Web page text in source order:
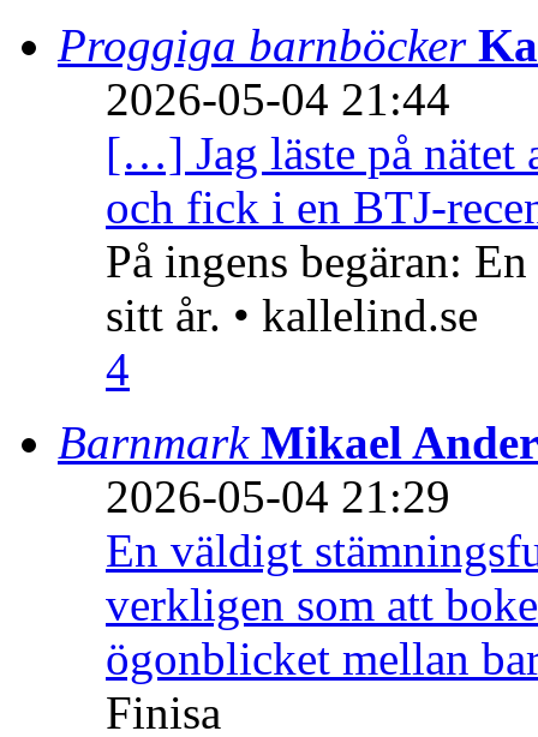
Proggiga barnböcker
2026-05-04 21:44
[…] Jag läste på nätet
och fick i en BTJ-
På ingens begäran:
sitt år. • kallelind.se
4
Barnmark Mikael
2026-05-04 21:29
En väldigt
verkligen som att
ögonblicket mellan
Finisa